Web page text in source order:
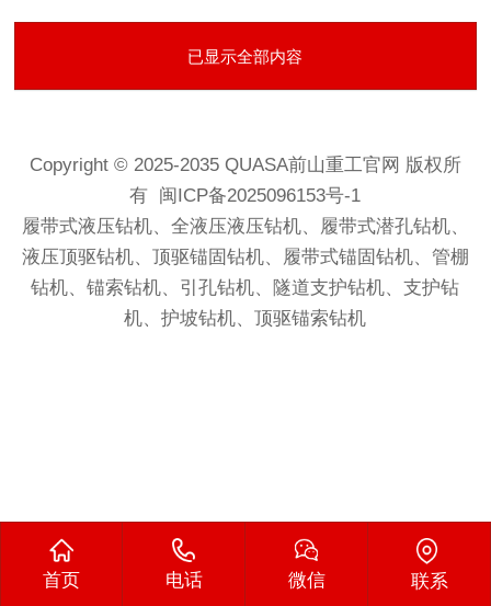
已显示全部内容
Copyright © 2025-2035QUASA前山重工官网 版权所
有 闽ICP备2025096153号-1
履带式液压钻机、 全液压液压钻机、 履带式潜孔钻机、
液压顶驱钻机、顶驱锚固钻机、 履带式锚固钻机、管棚
钻机、锚索钻机、引孔钻机、隧道支护钻机、支护钻
机、护坡钻机、顶驱锚索钻机
首页 电话 微信 联系